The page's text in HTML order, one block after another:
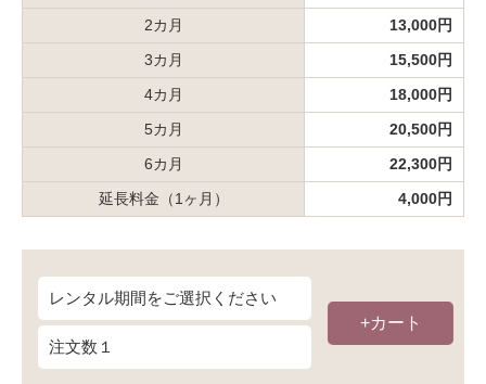
2カ月
13,000円
3カ月
15,500円
4カ月
18,000円
5カ月
20,500円
6カ月
22,300円
延長料金（1ヶ月）
4,000円
+カート